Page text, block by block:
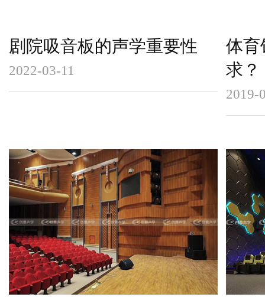
剧院吸音板的声学重要性
2022-03-11
体育
求？
2019-